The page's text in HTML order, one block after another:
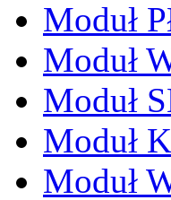
Moduł
Moduł
Moduł
Moduł
Moduł